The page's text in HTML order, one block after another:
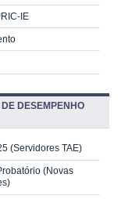
IE
DESEMPENHO
(Servidores TAE)
(Novas